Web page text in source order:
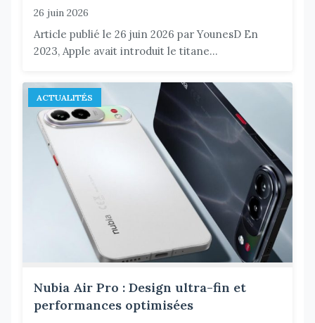
26 juin 2026
Article publié le 26 juin 2026 par YounesD En
2023, Apple avait introduit le titane...
ACTUALITÉS
Nubia Air Pro : Design ultra-fin et
performances optimisées